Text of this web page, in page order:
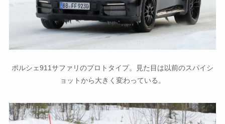
ポルシェ911サファリのプロトタイプ。見た目は以前のスパイシ
ョットから大きく変わっている。